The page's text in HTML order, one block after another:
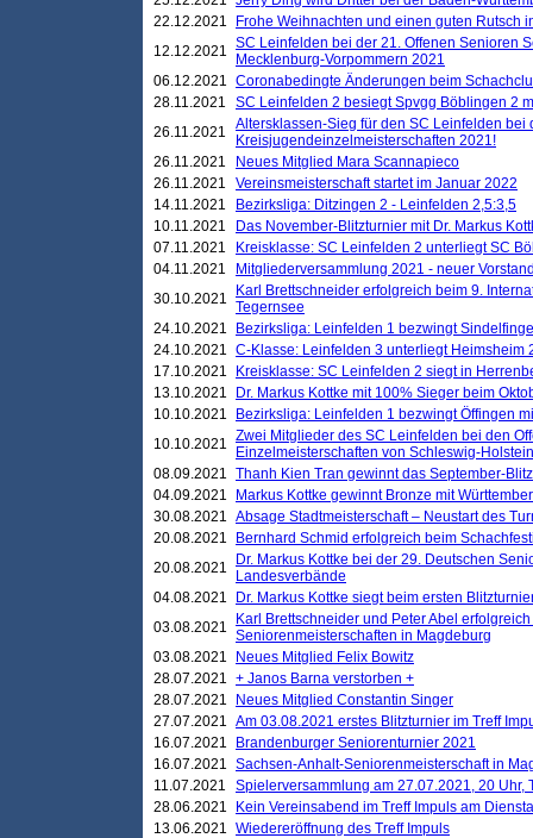
22.12.2021
Frohe Weihnachten und einen guten Rutsch
12.12.2021 SC Leinfelden bei der 21. Offenen Senioren
Mecklenburg-Vorpommern 2021
06.12.2021 Coronabedingte Änderungen beim
28.11.2021
SC Leinfelden 2 besiegt Spvgg Böblingen 2
26.11.2021
Altersklassen-Sieg für den SC Leinfelden bei
Kreisjugendeinzelmeisterschaften 2021!
26.11.2021
Neues Mitglied Mara Scannapieco
26.11.2021
Vereinsmeisterschaft startet im Januar 2022
14.11.2021
Bezirksliga: Ditzingen 2 - Leinfelden 2,5:3,5
10.11.2021
Das November-Blitzturnier mit Dr. Markus
07.11.2021
Kreisklasse: SC Leinfelden 2 unterliegt SC
04.11.2021
Mitgliederversammlung 2021 - neuer
30.10.2021
Karl Brettschneider erfolgreich beim 9.
Tegernsee
24.10.2021
Bezirksliga: Leinfelden 1 bezwingt
24.10.2021 C-Klasse: Leinfelden 3 unterliegt Heimsheim
17.10.2021
Kreisklasse: SC Leinfelden 2 siegt in
13.10.2021
Dr. Markus Kottke mit 100% Sieger beim
10.10.2021
Bezirksliga: Leinfelden 1 bezwingt Öffingen
10.10.2021 Zwei Mitglieder des SC Leinfelden bei den
Einzelmeisterschaften von Schleswig-
08.09.2021 Thanh Kien Tran gewinnt das September-
04.09.2021
Markus Kottke gewinnt Bronze mit
30.08.2021 Absage Stadtmeisterschaft – Neustart des
20.08.2021
Bernhard Schmid erfolgreich beim
20.08.2021
Dr. Markus Kottke bei der 29. Deutschen
Landesverbände
04.08.2021
Dr. Markus Kottke siegt beim ersten
03.08.2021
Karl Brettschneider und Peter Abel
Seniorenmeisterschaften in Magdeburg
03.08.2021
Neues Mitglied Felix Bowitz
28.07.2021 + Janos Barna verstorben +
28.07.2021
Neues Mitglied Constantin Singer
27.07.2021 Am 03.08.2021 erstes Blitzturnier im Treff
16.07.2021
Brandenburger Seniorenturnier 2021
16.07.2021 Sachsen-Anhalt-Seniorenmeisterschaft in
11.07.2021
Spielerversammlung am 27.07.2021, 20 Uhr,
28.06.2021
Kein Vereinsabend im Treff Impuls am
13.06.2021 Wiedereröffnung des Treff Impuls